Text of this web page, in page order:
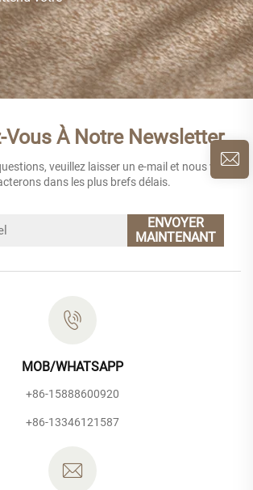
Vous À Notre Newsletter
veuillez laisser un e-mail et nous vous
dans les plus brefs délais.
ENVOYER
MAINTENANT
MOB/WHATSAPP
+86-15888600920
+86-13346121587